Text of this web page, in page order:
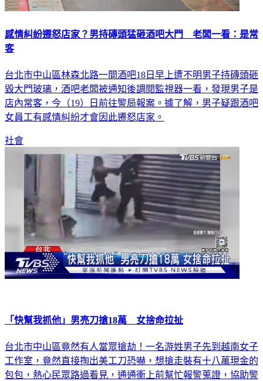
感情糾紛遷怒店家？男持磚頭猛砸酒吧大門 老闆一看：是常
客
台北市中山區林森北路一間酒吧18日早上遭不明男子持磚頭砸
毀大門玻璃，酒吧老闆被通知後調閱監視器一看，發現男子是
店內常客，今（19）日前往警局報案。據了解，男子疑跟酒吧
女員工有感情糾紛才會因此遷怒店家。
社會
「快幫我抓他」男亮刀搶18萬 女捨命拉扯
台北市中山區竟然有人當眾搶劫！一名游姓男子先到越南女子
工作室，竟然直接掏出美工刀恐嚇，想搶走裝有十八萬現金的
包包，熱心民眾路過看見，通通衝上前幫忙報警蒐證，協助警